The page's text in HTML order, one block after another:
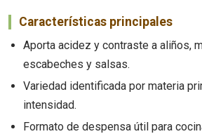
Características principales
Aporta acidez y contraste a aliños,
escabeches y salsas.
Variedad identificada por materia
intensidad.
Formato de despensa útil para